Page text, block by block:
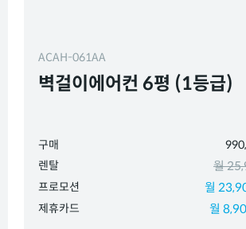
ACAH-061AA
벽걸이에어컨 6평 (1등급)
구매
렌탈
월
프로모션 월
제휴카드 월